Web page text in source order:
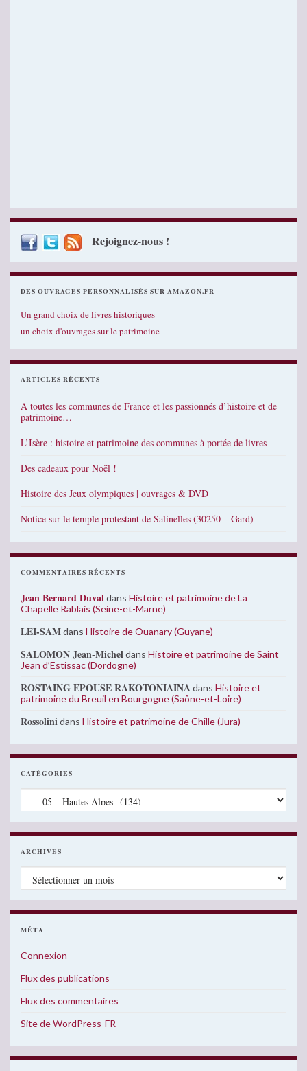
Rejoignez-nous !
DES OUVRAGES PERSONNALISÉS SUR AMAZON.FR
Un grand choix de livres historiques
un choix d'ouvrages sur le patrimoine
ARTICLES RÉCENTS
A toutes les communes de France et les passionnés d’histoire et de
patrimoine…
L’Isère : histoire et patrimoine des communes à portée de livres
Des cadeaux pour Noël !
Histoire des Jeux olympiques | ouvrages & DVD
Notice sur le temple protestant de Salinelles (30250 – Gard)
COMMENTAIRES RÉCENTS
Jean Bernard Duvaldans Histoire et patrimoine de La
Chapelle Rablais (Seine-et-Marne)
LEI-SAMdans Histoire de Ouanary (Guyane)
SALOMON Jean-Micheldans Histoire et patrimoine de Saint
Jean d’Estissac (Dordogne)
ROSTAING EPOUSE RAKOTONIAINAdans Histoire et
patrimoine du Breuil en Bourgogne (Saône-et-Loire)
Rossolinidans Histoire et patrimoine de Chille (Jura)
CATÉGORIES
Catégories
ARCHIVES
Archives
MÉTA
Connexion
Flux des publications
Flux des commentaires
Site de WordPress-FR